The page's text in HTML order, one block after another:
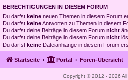
BERECHTIGUNGEN IN DIESEM FORUM
Du darfst keine neuen Themen in diesem Forum
Du darfst keineAntworten zu Themen in diesem
Du darfst deine Beiträge in diesem Forum nicht
Du darfst deine Beiträge in diesem Forum nicht
Du darfst keine Dateianhänge in diesem Forum
Startseite Portal Foren-Übersicht
Copyright © 2012 - 2026 All